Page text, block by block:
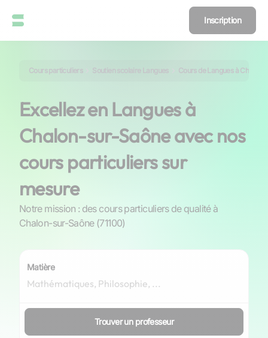
Inscription
Cours particuliers Soutien scolaire Langues Cours de Langues à
Excellez en Langues à
Chalon-sur-Saône avec nos
cours particuliers sur
mesure
Notre mission : des cours particuliers de qualité à
Chalon-sur-Saône (71100)
Matière
Trouver un professeur